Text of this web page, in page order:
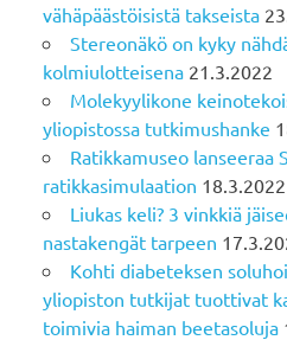
vähäpäästöisistä takseista
Stereonäkö on kyky
kolmiulotteisena 21.3.2022
Molekyylikone
yliopistossa tutkimushanke
Ratikkamuseo lanseeraa
ratikkasimulaation 18.3.2022
Liukas keli? 3 vinkkiä
nastakengät tarpeen
Kohti diabeteksen
yliopiston tutkijat tuottivat
toimivia haiman beetasoluja